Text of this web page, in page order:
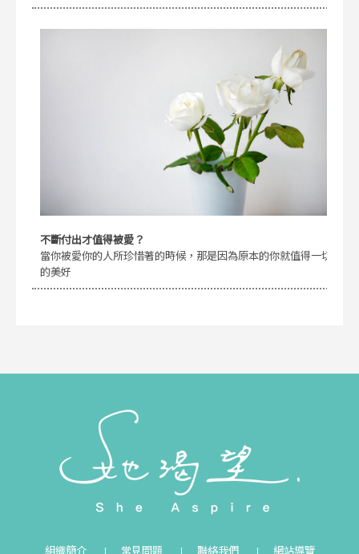
不斷付出才值得被愛？
當你被愛你的人所珍惜著的時候，那是因為原本的你就值得一切
的美好
組織簡介 常見問題 聯絡我們 網站導覽